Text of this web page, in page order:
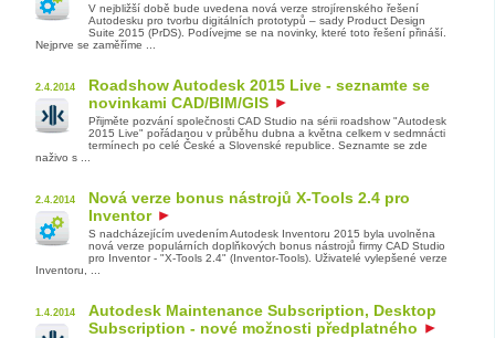
V nejbližší době bude uvedena nová verze strojírenského řešení
Autodesku pro tvorbu digitálních prototypů – sady Product Design
Suite 2015 (PrDS). Podívejme se na novinky, které toto řešení přináší.
Nejprve se zaměříme ...
2.4.2014
Roadshow Autodesk 2015 Live - seznamte se
novinkami CAD/BIM/GIS
Přijměte pozvání společnosti CAD Studio na sérii roadshow "Autodesk
2015 Live" pořádanou v průběhu dubna a května celkem v sedmnácti
termínech po celé České a Slovenské republice. Seznamte se zde
naživo s ...
2.4.2014
Nová verze bonus nástrojů X-Tools 2.4 pro
Inventor
S nadcházejícím uvedením Autodesk Inventoru 2015 byla uvolněna
nová verze populárních doplňkových bonus nástrojů firmy CAD Studio
pro Inventor - "X-Tools 2.4" (Inventor-Tools). Uživatelé vylepšené verze
Inventoru, ...
1.4.2014
Autodesk Maintenance Subscription, Desktop
Subscription - nové možnosti předplatného